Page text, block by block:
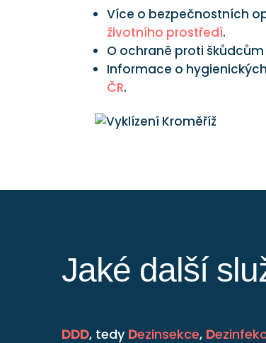
Více o bezpečnostních
životního prostředí.
O ochraně proti
Informace o
ČR.
Jaké další
DDD, tedy Dezinsekce, D